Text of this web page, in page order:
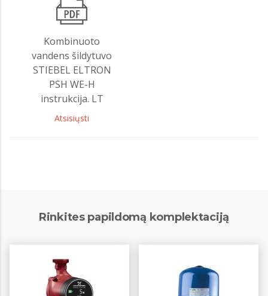
Kombinuoto
vandens šildytuvo
STIEBEL ELTRON
PSH WE-H
instrukcija. LT
Atsisiųsti
Rinkites papildomą komplektaciją